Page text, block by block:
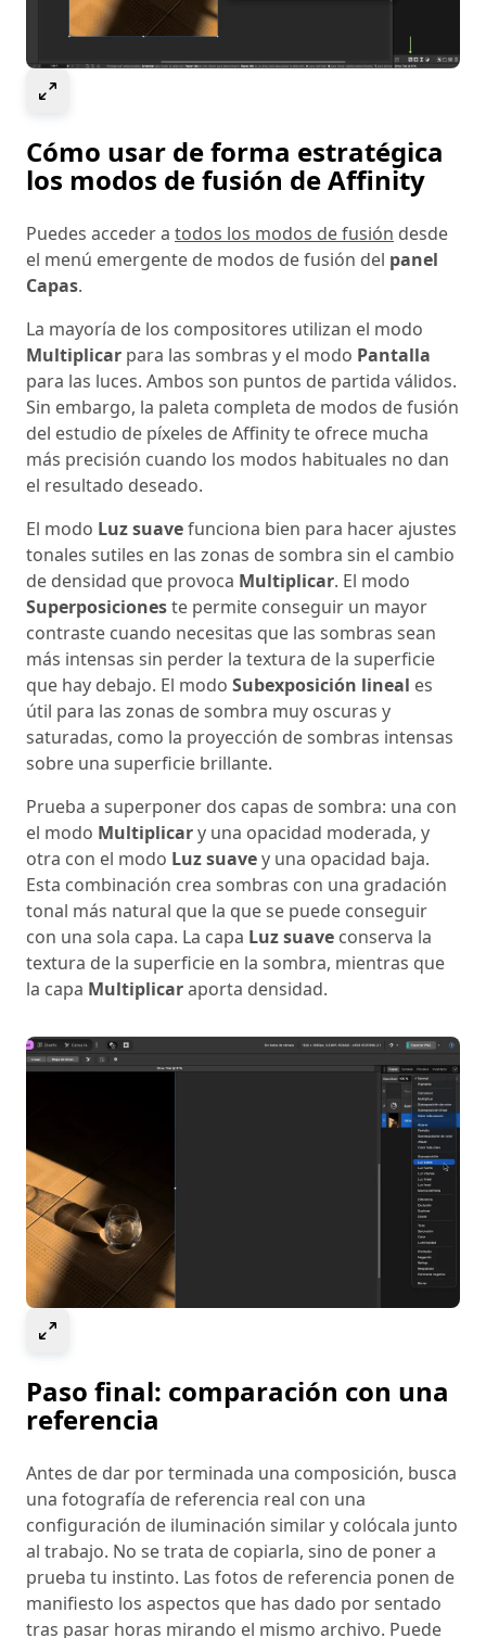
Cómo usar de forma estratégica
los modos de fusión de Affinity
Puedes acceder a todos los modos de fusión desde
el menú emergente de modos de fusión del panel
Capas.
La mayoría de los compositores utilizan el modo
Multiplicar para las sombras y el modo Pantalla
para las luces. Ambos son puntos de partida válidos.
Sin embargo, la paleta completa de modos de fusión
del estudio de píxeles de Affinity te ofrece mucha
más precisión cuando los modos habituales no dan
el resultado deseado.
El modo Luz suavefunciona bien para hacer ajustes
tonales sutiles en las zonas de sombra sin el cambio
de densidad que provoca Multiplicar. El modo
Superposicioneste permite conseguir un mayor
contraste cuando necesitas que las sombras sean
más intensas sin perder la textura de la superficie
que hay debajo. El modo Subexposición lineal es
útil para las zonas de sombra muy oscuras y
saturadas, como la proyección de sombras intensas
sobre una superficie brillante.
Prueba a superponer dos capas de sombra: una con
el modo Multiplicary una opacidad moderada, y
otra con el modo Luz suavey una opacidad baja.
Esta combinación crea sombras con una gradación
tonal más natural que la que se puede conseguir
con una sola capa. La capa Luz suave conserva la
textura de la superficie en la sombra, mientras que
la capa Multiplicaraporta densidad.
Paso final: comparación con una
referencia
Antes de dar por terminada una composición, busca
una fotografía de referencia real con una
configuración de iluminación similar y colócala junto
al trabajo. No se trata de copiarla, sino de poner a
prueba tu instinto. Las fotos de referencia ponen de
manifiesto los aspectos que has dado por sentado
tras pasar horas mirando el mismo archivo. Puede